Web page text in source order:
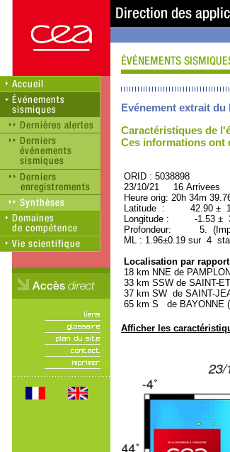
Evénement extrait
Caractéristiques de
Ces informations ont
ORID : 5038898
23/10/21 16 Arrivees
Heure orig: 20h 34m
Latitude : 42.90 ±
Longitude : -1.53 ±
Profondeur: 5.
ML : 1.96±0.19 sur 4
Localisation par
18 km NNE de
33 km SSW de SAINT-
37 km SW de SAINT-
65 km S de BAYONNE
Afficher les